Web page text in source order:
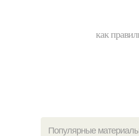
как
Популярные